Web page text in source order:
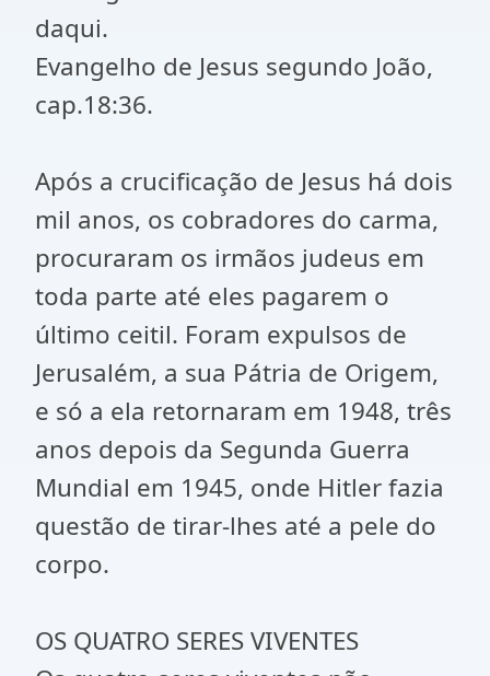
daqui.
Evangelho de Jesus segundo João,
cap.18:36.
Após a crucificação de Jesus há dois
mil anos, os cobradores do carma,
procuraram os irmãos judeus em
toda parte até eles pagarem o
último ceitil. Foram expulsos de
Jerusalém, a sua Pátria de Origem,
e só a ela retornaram em 1948, três
anos depois da Segunda Guerra
Mundial em 1945, onde Hitler fazia
questão de tirar-lhes até a pele do
corpo.
OS QUATRO SERES VIVENTES